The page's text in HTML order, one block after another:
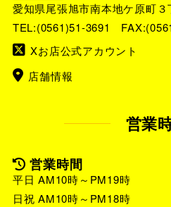
愛知県尾張旭市南本地ケ原町
TEL:(0561)51-3691
Xお店公式アカウント
店舗情報
営業
営業時間
平日 AM10時～PM19時
日祝 AM10時～PM18時